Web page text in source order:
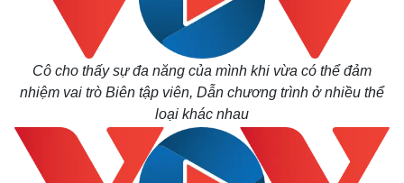
Chứng khoán
Giá cà phê
Cô cho thấy sự đa năng của mình khi vừa có thể đảm
nhiệm vai trò Biên tập viên, Dẫn chương trình ở nhiều thể
loại khác nhau